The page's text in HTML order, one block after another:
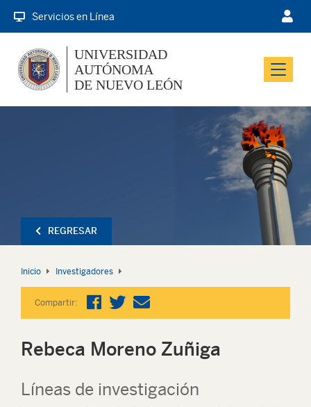
Servicios en Línea
Menu
UNIVERSIDAD
AUTÓNOMA
DE NUEVO LEÓN
REGRESAR
Inicio Investigadores
Compartir:
Rebeca Moreno Zuñiga
Líneas de investigación